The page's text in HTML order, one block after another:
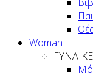
Woman